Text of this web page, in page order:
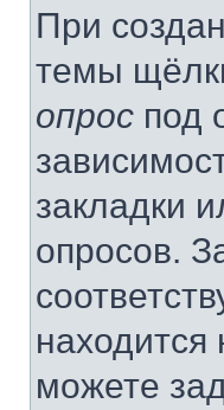
При
темы
опрос под
закладки
опросов.
находится
можете